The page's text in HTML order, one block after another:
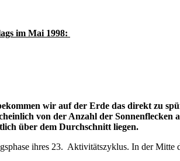
im Mai 1998:
wir auf der Erde das direkt zu
von der Anzahl der
über dem Durchschnitt liegen.
ihres 23. Aktivitätszyklus. In der